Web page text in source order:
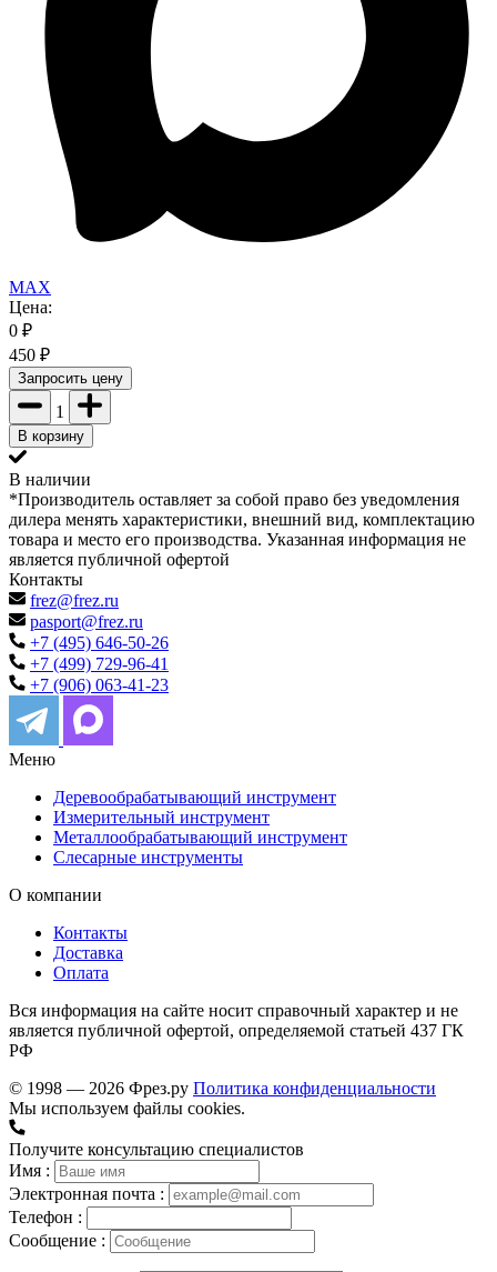
MAX
Цена:
0 ₽
450 ₽
Запросить цену
1
В корзину
В наличии
*Производитель оставляет за собой право без уведомления
дилера менять характеристики, внешний вид, комплектацию
товара и место его производства. Указанная информация не
является публичной офертой
Контакты
frez@frez.ru
pasport@frez.ru
+7 (495) 646-50-26
+7 (499) 729-96-41
+7 (906) 063-41-23
Меню
Деревообрабатывающий инструмент
Измерительный инструмент
Металлообрабатывающий инструмент
Слесарные инструменты
О компании
Контакты
Доставка
Оплата
Вся информация на сайте носит справочный характер и не
является публичной офертой, определяемой статьей 437 ГК
РФ
© 1998 — 2026 Фрез.ру Политика конфиденциальности
Мы используем файлы cookies.
Получите консультацию специалистов
Имя :
Электронная почта :
Телефон :
Сообщение :